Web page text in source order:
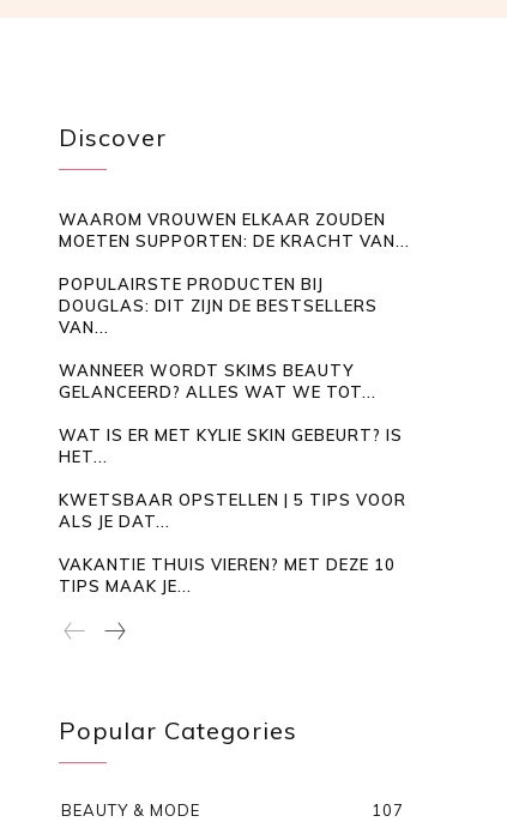
Discover
WAAROM VROUWEN ELKAAR ZOUDEN
MOETEN SUPPORTEN: DE KRACHT VAN...
POPULAIRSTE PRODUCTEN BIJ
DOUGLAS: DIT ZIJN DE BESTSELLERS
VAN...
WANNEER WORDT SKIMS BEAUTY
GELANCEERD? ALLES WAT WE TOT...
WAT IS ER MET KYLIE SKIN GEBEURT? IS
HET...
KWETSBAAR OPSTELLEN | 5 TIPS VOOR
ALS JE DAT...
VAKANTIE THUIS VIEREN? MET DEZE 10
TIPS MAAK JE...
Popular Categories
BEAUTY & MODE
107